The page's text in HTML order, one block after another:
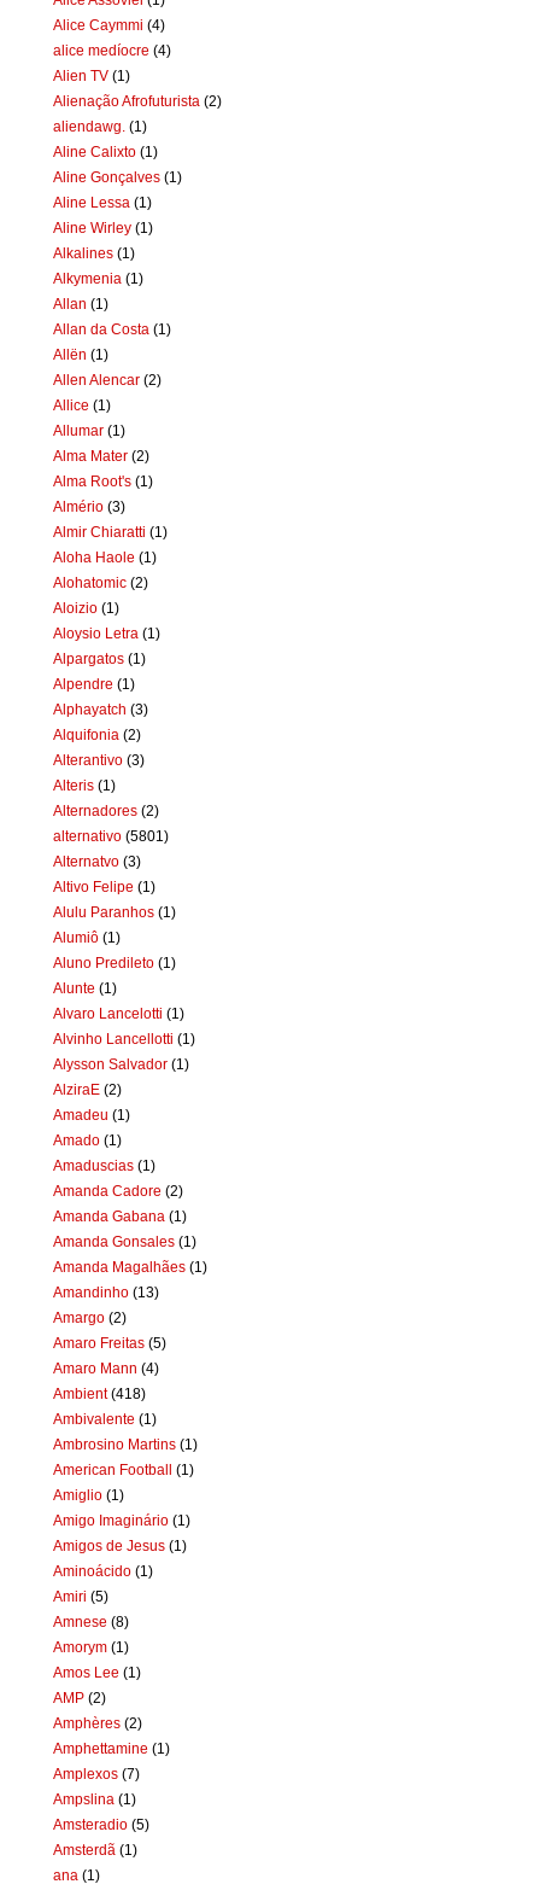
Alice Caymmi (4)
alice medíocre (4)
Alien TV (1)
Alienação Afrofuturista (2)
aliendawg. (1)
Aline Calixto (1)
Aline Gonçalves (1)
Aline Lessa (1)
Aline Wirley (1)
Alkalines (1)
Alkymenia (1)
Allan (1)
Allan da Costa (1)
Allën (1)
Allen Alencar (2)
Allice (1)
Allumar (1)
Alma Mater (2)
Alma Root's (1)
Almério (3)
Almir Chiaratti (1)
Aloha Haole (1)
Alohatomic (2)
Aloizio (1)
Aloysio Letra (1)
Alpargatos (1)
Alpendre (1)
Alphayatch (3)
Alquifonia (2)
Alterantivo (3)
Alteris (1)
Alternadores (2)
alternativo (5801)
Alternatvo (3)
Altivo Felipe (1)
Alulu Paranhos (1)
Alumiô (1)
Aluno Predileto (1)
Alunte (1)
Alvaro Lancelotti (1)
Alvinho Lancellotti (1)
Alysson Salvador (1)
AlziraE (2)
Amadeu (1)
Amado (1)
Amaduscias (1)
Amanda Cadore (2)
Amanda Gabana (1)
Amanda Gonsales (1)
Amanda Magalhães (1)
Amandinho (13)
Amargo (2)
Amaro Freitas (5)
Amaro Mann (4)
Ambient (418)
Ambivalente (1)
Ambrosino Martins (1)
American Football (1)
Amiglio (1)
Amigo Imaginário (1)
Amigos de Jesus (1)
Aminoácido (1)
Amiri (5)
Amnese (8)
Amorym (1)
Amos Lee (1)
AMP (2)
Amphères (2)
Amphettamine (1)
Amplexos (7)
Ampslina (1)
Amsteradio (5)
Amsterdã (1)
ana (1)